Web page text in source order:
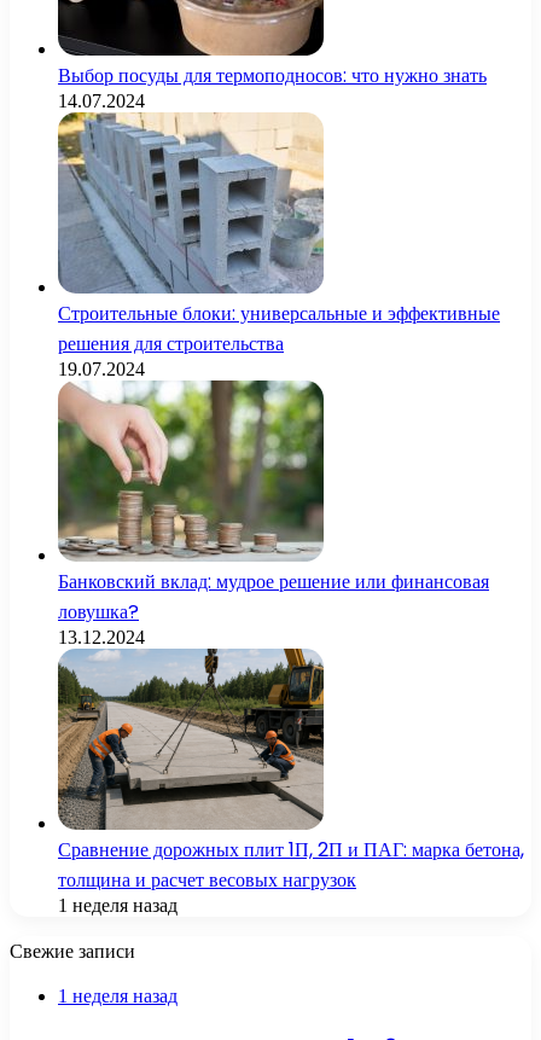
Выбор посуды для термоподносов: что нужно знать
14.07.2024
Строительные блоки: универсальные и эффективные
решения для строительства
19.07.2024
Банковский вклад: мудрое решение или финансовая
ловушка?
13.12.2024
Сравнение дорожных плит 1П, 2П и ПАГ: марка бетона,
толщина и расчет весовых нагрузок
1 неделя назад
Свежие записи
1 неделя назад